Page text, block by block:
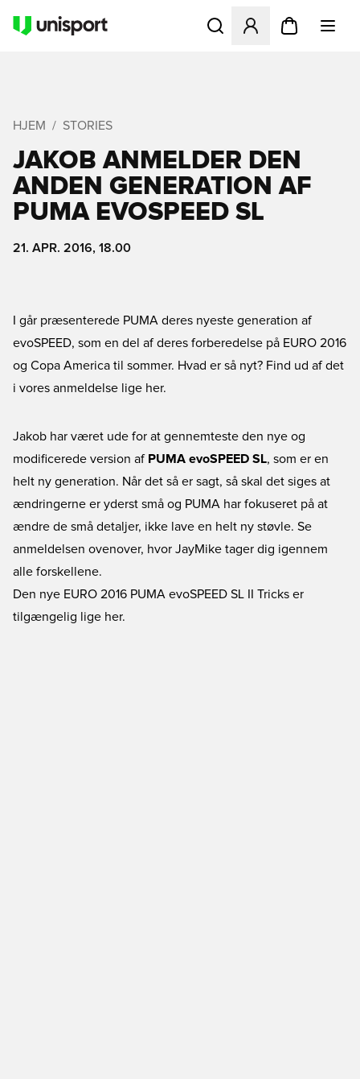
Åbner en Modal til at
HJEM STORIES
JAKOB ANMELDER DEN
ANDEN GENERATION AF
PUMA EVOSPEED SL
21. APR. 2016, 18.00
I går præsenterede PUMA deres nyeste generation af
evoSPEED, som en del af deres forberedelse på EURO 2016
og Copa America til sommer. Hvad er så nyt? Find ud af det
i vores anmeldelse lige her.
Jakob har været ude for at gennemteste den nye og
modificerede version af PUMA evoSPEED SL, som er en
helt ny generation. Når det så er sagt, så skal det siges at
ændringerne er yderst små og PUMA har fokuseret på at
ændre de små detaljer, ikke lave en helt ny støvle. Se
anmeldelsen ovenover, hvor JayMike tager dig igennem
alle forskellene.
Den nye EURO 2016 PUMA evoSPEED SL II Tricks er
tilgængelig lige her.